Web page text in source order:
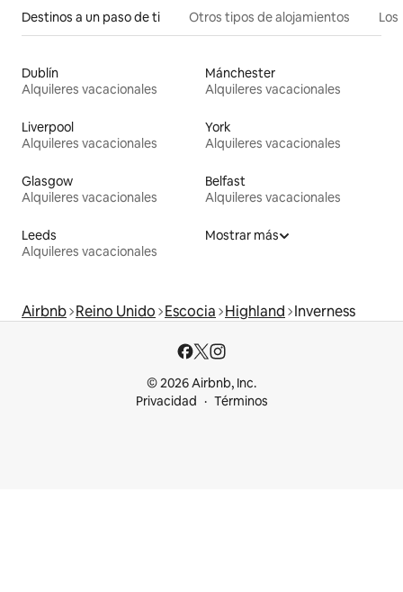
Destinos a un paso de ti Otros tipos de alojamientos
Dublín
Alquileres vacacionales
Mánchester
Alquileres vacacionales
Liverpool
Alquileres vacacionales
York
Alquileres vacacionales
Glasgow
Alquileres vacacionales
Belfast
Alquileres vacacionales
Leeds
Alquileres vacacionales
Mostrar más
Airbnb Reino Unido Escocia Highland Inverness
© 2026 Airbnb, Inc.
Privacidad
Términos